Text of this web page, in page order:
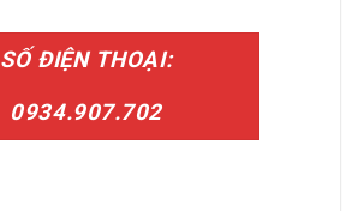
SỐ ĐIỆN THOẠI:
0934.907.702